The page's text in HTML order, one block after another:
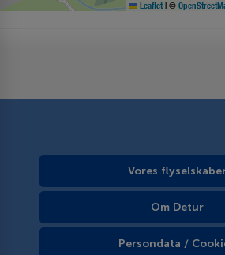
Leaflet | ©
Vores
Om Detur
Persondata /